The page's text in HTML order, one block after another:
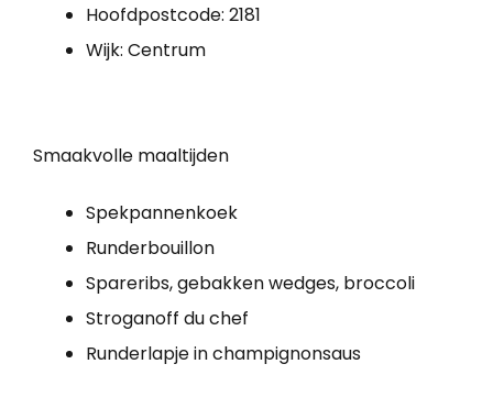
Hoofdpostcode: 2181
Wijk: Centrum
Smaakvolle maaltijden
Spekpannenkoek
Runderbouillon
Spareribs, gebakken wedges, broccoli
Stroganoff du chef
Runderlapje in champignonsaus